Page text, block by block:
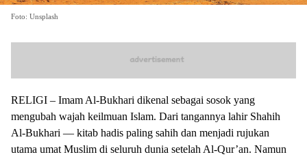
Foto: Unsplash
RELIGI – Imam Al-Bukhari dikenal sebagai sosok yang
mengubah wajah keilmuan Islam. Dari tangannya lahir Shahih
Al-Bukhari — kitab hadis paling sahih dan menjadi rujukan
utama umat Muslim di seluruh dunia setelah Al-Qur’an. Namun